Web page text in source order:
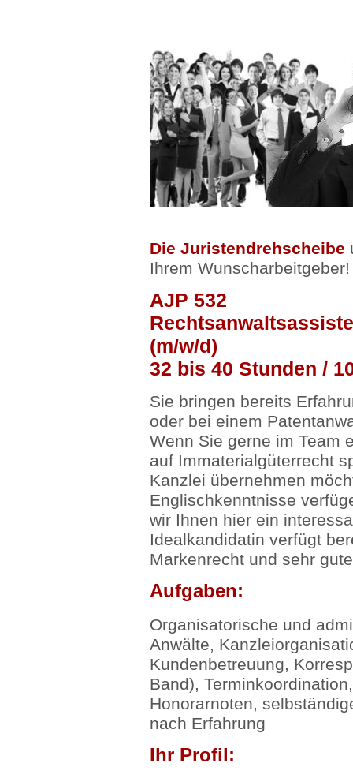
Die Juristendrehscheibe
Ihrem Wunscharbeitgeber!
AJP 532
(m/w/d)
32 bis 40 Stunden /
Sie bringen bereits
oder bei einem
Wenn Sie gerne im Team
auf Immaterialgüterrecht
Kanzlei übernehmen
Englischkenntnisse
wir Ihnen hier ein
Idealkandidatin verfügt
Markenrecht und sehr
Aufgaben:
Organisatorische und
Anwälte,
Kundenbetreuung,
Band),
Honorarnoten,
nach Erfahrung
Ihr Profil: